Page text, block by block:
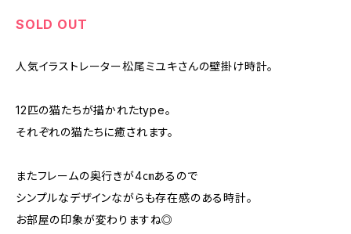
SOLD OUT
人気イラストレーター松尾ミユキさんの壁掛け時計。
12匹の猫たちが描かれたtype。
それぞれの猫たちに癒されます。
またフレームの奥行きが4㎝あるので
シンプルなデザインながらも存在感のある時計。
お部屋の印象が変わりますね◎